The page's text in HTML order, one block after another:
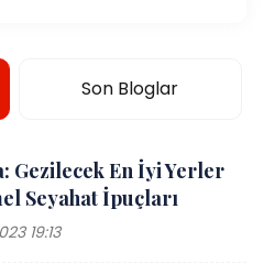
Son Bloglar
Gezilecek En İyi Yerler
Seyahat İpuçları
19:13